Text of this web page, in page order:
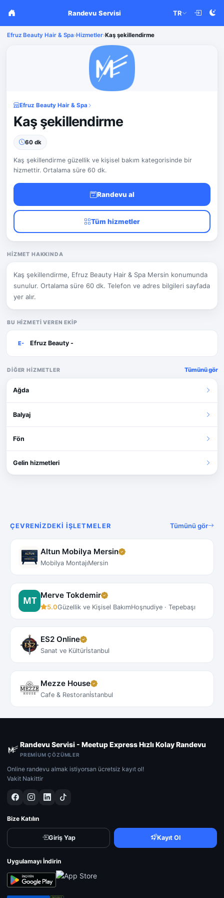
Randevu Servisi TR
Efruz Beauty Hair & Spa›Hizmetler›Kaş şekillendirme
Efruz Beauty Hair & Spa
Kaş şekillendirme
60 dk
Kaş şekillendirme güzellik ve kişisel bakım kategorisinde bir
hizmettir. Ortalama süre 60 dk.
Randevu al
Tüm hizmetler
HIZMET HAKKINDA
Kaş şekillendirme, Efruz Beauty Hair & Spa Mersin konumunda
sunulur. Ortalama süre 60 dk. Telefon ve adres bilgileri sayfada
yer alır.
BU HIZMETI VEREN EKIP
E- Efruz Beauty -
DIĞER HIZMETLER Tümünü gör
Ağda
Balyaj
Fön
Gelin hizmetleri
ÇEVRENIZDEKI İŞLETMELER Tümünü gör
Altun Mobilya Mersin
Mobilya MontajıMersin
Merve Tokdemir
5.0Güzellik ve Kişisel BakımHoşnudiye · Tepebaşı
ES2 Online
Sanat ve Kültürİstanbul
Mezze House
Cafe & Restoranİstanbul
Randevu Servisi - Meetup Express Hızlı Kolay Randevu
PREMIUM ÇÖZÜMLER
Online randevu almak istiyorsan ücretsiz kayıt ol!
Vakit Nakittir
Bize Katılın
Giriş Yap Kayıt Ol
Uygulamayı İndirin